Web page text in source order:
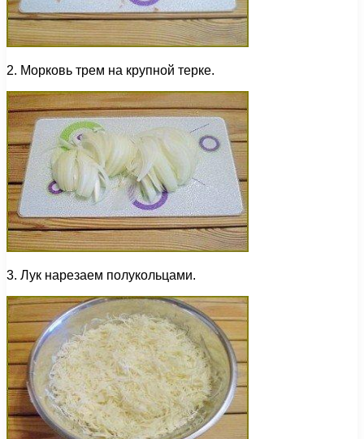
2. Морковь трем на крупной терке.
3. Лук нарезаем полукольцами.